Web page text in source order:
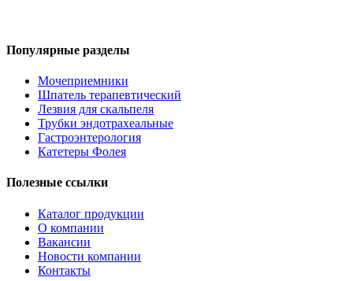
Популярные разделы
Мочеприемники
Шпатель терапевтический
Лезвия для скальпеля
Трубки эндотрахеальные
Гастроэнтерология
Катетеры Фолея
Полезные ссылки
Каталог продукции
О компании
Вакансии
Новости компании
Контакты